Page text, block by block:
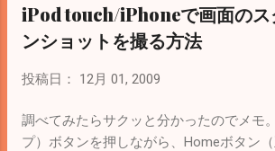
Picasaとうまいこと連携できないかなと
た。 イメージとしては Picasa 3 （PC）
アルバム ←→ iPod touch Picasaウェブア
できていて、iPod touchのsafariで見ると
し、wifiがないときでも友達に写真を見せ
ウェブアルバムと同期をとるのがいい。
でいろいろできそう。詳
iPod touch/iPhoneで画面のス
ンショットを撮る方法
投稿日： 12月 01, 2009
調べてみたらサクッと分かったのでメモ
プ）ボタンを押しながら、Homeボタン（